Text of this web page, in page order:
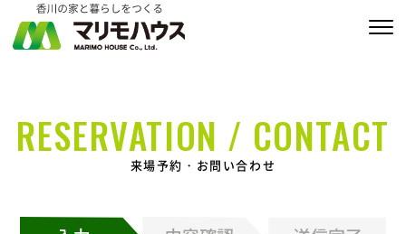
家づくりの約束
私たちの家づくり
RESERVATION / CONTACT
来場予約・お問い合わせ